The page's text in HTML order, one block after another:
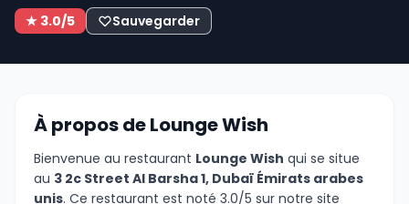
★ 3.0/5
Sauvegarder
À propos de Lounge Wish
Bienvenue au restaurant Lounge Wish qui se situe
au 3 2c Street Al Barsha 1, Dubaï Émirats arabes
unis. Ce restaurant est noté 3.0/5 sur notre site